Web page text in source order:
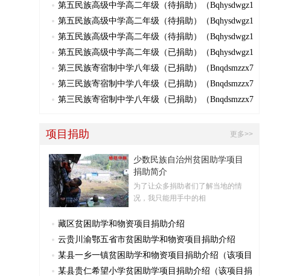
第五民族高级中学高二年级（待捐助）（Bqhysdwgz1
第五民族高级中学高二年级（待捐助）（Bqhysdwgz1
第五民族高级中学高二年级（待捐助）（Bqhysdwgz1
第五民族高级中学高二年级（已捐助）（Bqhysdwgz1
第三民族寄宿制中学八年级（已捐助）（Bnqdsmzzx7
第三民族寄宿制中学八年级（已捐助）（Bnqdsmzzx7
第三民族寄宿制中学八年级（已捐助）（Bnqdsmzzx7
更多>>
项目捐助
少数民族自治州贫困助学项目
捐助简介
为了让众多捐助者们了解当地的情
况，我只能用手中的相
藏区贫困助学和物资项目捐助介绍
云贵川渝鄂五省市贫困助学和物资项目捐助介绍
某县一乡一镇贫困助学和物资项目捐助介绍（该项目
某县贵仁希望小学贫困助学项目捐助介绍（该项目捐